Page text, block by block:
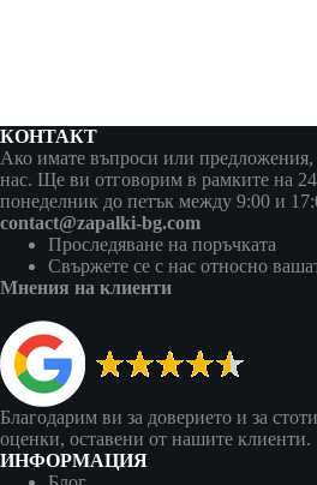
КОНТАКТ
Ако имате въпроси или предложения,
нас. Ще ви отговорим в рамките на 24
понеделник до петък между 9:00 и
contact@zapalki-bg.com
Проследяване на поръчката
Свържете се с нас относно
Мнения на клиенти
Благодарим ви за доверието и за
оценки, оставени от нашите клиенти.
ИНФОРМАЦИЯ